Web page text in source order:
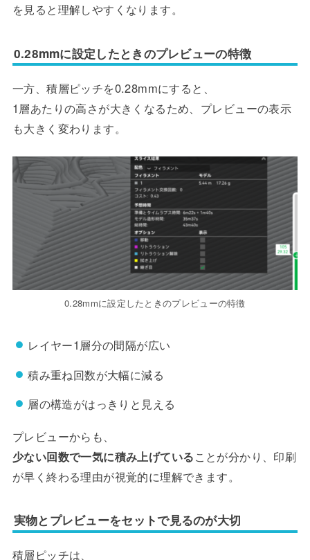
を見ると理解しやすくなります。
0.28mmに設定したときのプレビューの特徴
一方、積層ピッチを0.28mmにすると、
1層あたりの高さが大きくなるため、プレビューの表示
も大きく変わります。
0.28mmに設定したときのプレビューの特徴
レイヤー1層分の間隔が広い
積み重ね回数が大幅に減る
層の構造がはっきりと見える
プレビューからも、
少ない回数で一気に積み上げていることが分かり、印刷
が早く終わる理由が視覚的に理解できます。
実物とプレビューをセットで見るのが大切
積層ピッチは、